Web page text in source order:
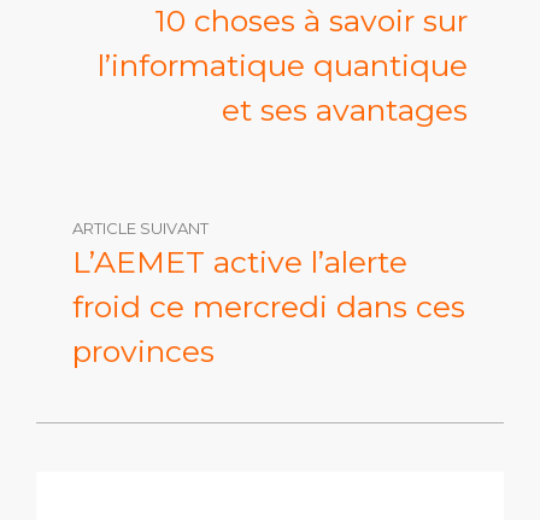
10 choses à savoir sur
l’informatique quantique
et ses avantages
ARTICLE SUIVANT
L’AEMET active l’alerte
froid ce mercredi dans ces
provinces